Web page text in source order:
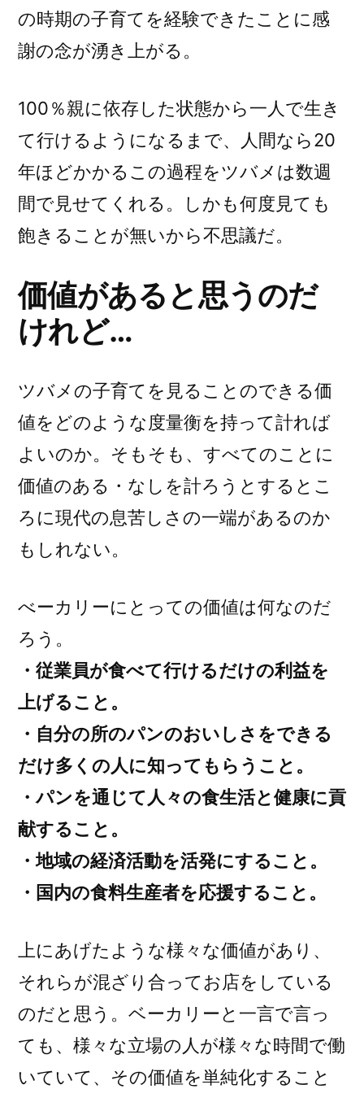
の時期の子育てを経験できたことに感
謝の念が湧き上がる。
100％親に依存した状態から一人で生き
て行けるようになるまで、人間なら20
年ほどかかるこの過程をツバメは数週
間で見せてくれる。しかも何度見ても
飽きることが無いから不思議だ。
価値があると思うのだ
けれど…
ツバメの子育てを見ることのできる価
値をどのような度量衡を持って計れば
よいのか。そもそも、すべてのことに
価値のある・なしを計ろうとするとこ
ろに現代の息苦しさの一端があるのか
もしれない。
べーカリーにとっての価値は何なのだ
ろう。
・従業員が食べて行けるだけの利益を
上げること。
・自分の所のパンのおいしさをできる
だけ多くの人に知ってもらうこと。
・パンを通じて人々の食生活と健康に貢
献すること。
・地域の経済活動を活発にすること。
・国内の食料生産者を応援すること。
上にあげたような様々な価値があり、
それらが混ざり合ってお店をしている
のだと思う。ベーカリーと一言で言っ
ても、様々な立場の人が様々な時間で働
いていて、その価値を単純化すること